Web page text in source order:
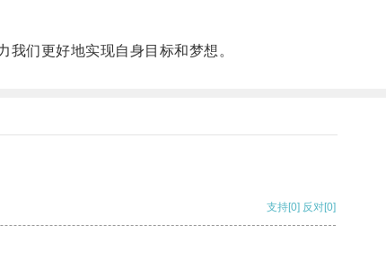
们更好地实现自身目标和梦想。
支持[0] 反对[0]